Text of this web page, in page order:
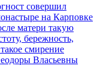
совершил
на Карповке
матери такую
бережность,
смирение
Власьевны